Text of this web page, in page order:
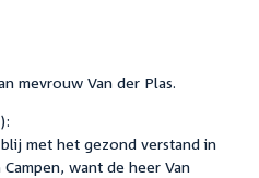
mevrouw Van der Plas.
met het gezond verstand in
want de heer Van